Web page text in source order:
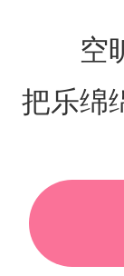
空旷
把乐绵